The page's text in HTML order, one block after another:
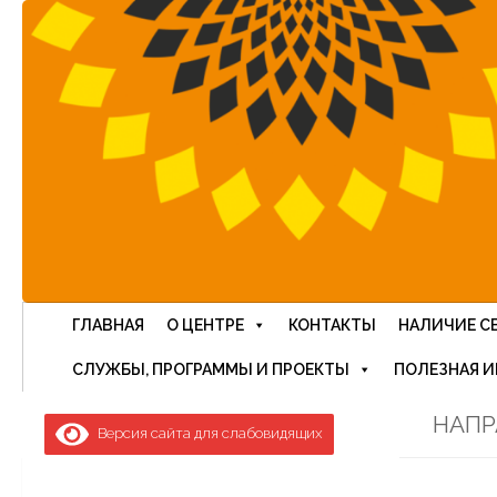
Перейти к содержимому
ГЛАВНАЯ О ЦЕНТРЕ КОНТАКТЫ НАЛИЧИЕ
СЛУЖБЫ, ПРОГРАММЫ И ПРОЕКТЫ ПОЛЕЗНАЯ
Версия сайта для слабовидящих